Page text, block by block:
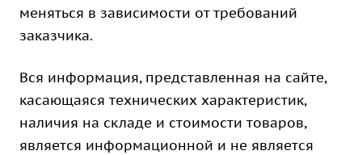
меняться в зависимости от требований
заказчика.
Вся информация, представленная на сайте,
касающаяся технических характеристик,
наличия на складе и стоимости товаров,
является информационной и не является